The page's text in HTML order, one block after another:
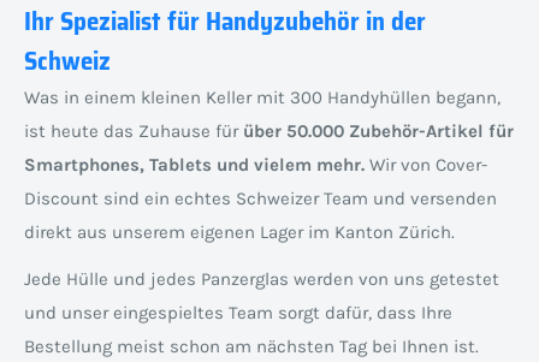
Ihr Spezialist für Handyzubehör in der
Schweiz
Was in einem kleinen Keller mit 300 Handyhüllen begann,
ist heute das Zuhause für über 50.000 Zubehör-Artikel für
Smartphones, Tablets und vielem mehr. Wir von Cover-
Discount sind ein echtes Schweizer Team und versenden
direkt aus unserem eigenen Lager im Kanton Zürich.
Jede Hülle und jedes Panzerglas werden von uns getestet
und unser eingespieltes Team sorgt dafür, dass Ihre
Bestellung meist schon am nächsten Tag bei Ihnen ist.